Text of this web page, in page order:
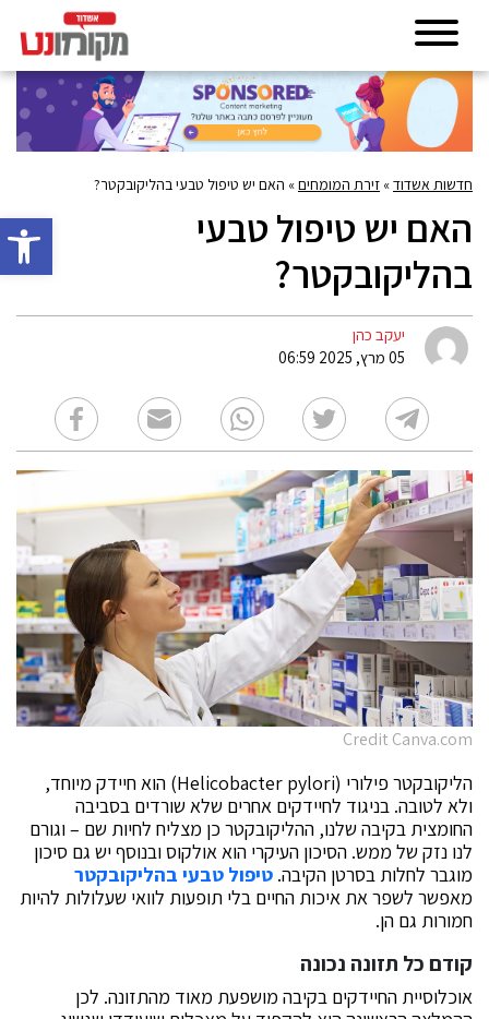
פתח
חדשות אשדוד» זירת המומחים» האם יש טיפול טבעי בהליקובקטר?
האם יש טיפול טבעי
בהליקובקטר?
יעקב כהן
05 מרץ, 2025 06:59
Credit Canva.com
הליקובקטר פילורי (Helicobacter pylori) הוא חיידק מיוחד,
ולא לטובה. בניגוד לחיידקים אחרים שלא שורדים בסביבה
החומצית בקיבה שלנו, ההליקובקטר כן מצליח לחיות שם – וגורם
לנו נזק של ממש. הסיכון העיקרי הוא אולקוס ובנוסף יש גם סיכון
מוגבר לחלות בסרטן הקיבה. טיפול טבעי בהליקובקטר
מאפשר לשפר את איכות החיים בלי תופעות לוואי שעלולות להיות
חמורות גם הן.
קודם כל תזונה נכונה
אוכלוסיית החיידקים בקיבה מושפעת מאוד מהתזונה. לכן